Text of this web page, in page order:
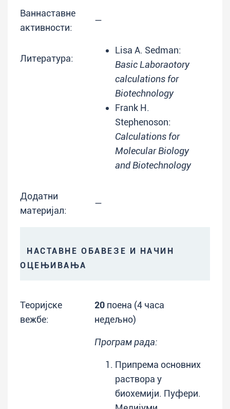
Ваннаставне
активности:
—
Литература:
Lisa A. Sedman:
Basic Laboraotory
calculations for
Biotechnology
Frank H.
Stephenoson:
Calculations for
Molecular Biology
and Biotechnology
Додатни
материјал:
—
НАСТАВНЕ ОБАВЕЗЕ И НАЧИН
ОЦЕЊИВАЊА
Теоријске
вежбе:
20 поена (4 часа
недељно)
Програм рада:
Припрема основних
раствора у
биохемији. Пуфери.